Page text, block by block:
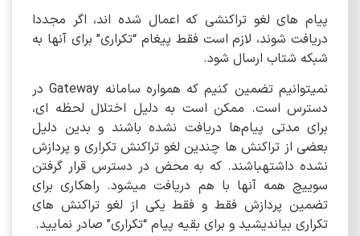
پیام های لغو تراکنشی که اعمال شده اند، اگر مجددا
دریافت شوند، لازم است فقط پیغام “تکراری” برای آنها به
شبکه شتاب ارسال شود.
نمیتوانیم تضمین کنیم که همواره سامانه Gateway در
دسترس است. ممکن است به دلیل اختلال لحظه ای،
برای مدتی پیام‌ها دریافت نشده باشند و بدین دلیل
بعضی از تراکنش ها چندین لغو تراکنش تکراری و پردازش
نشده داشتهباشند. که به محض در دسترس قرار گرفتن
سوییچ همه آنها با هم دریافت میشود. راهکاری برای
تضمین پردازش فقط و فقط یکی از لغو تراکنش های
تکراری بیاندیشید و برای بقیه پیام “تکراری” صادر نمایید.